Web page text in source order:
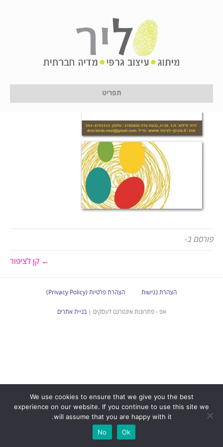
תפריט
16 בינואר 2017
פורסם ב-
← קן לציפור
הצהרת נגישות הצהרת פרטיות (Privacy Policy)
אפ - פתרונות אינטרנט לעסקים |בניית אתרים
We use cookies to ensure that we give you the best
experience on our website. If you continue to use this site we
will assume that you are happy with it.
Ok
No